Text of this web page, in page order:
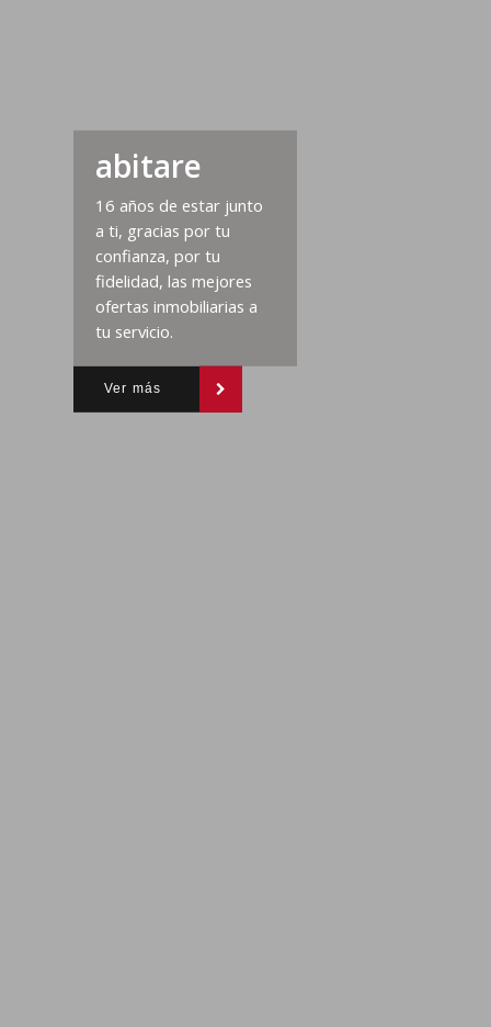
abitare
16 años de estar junto
a ti, gracias por tu
confianza, por tu
fidelidad, las mejores
ofertas inmobiliarias a
tu servicio.
Ver más